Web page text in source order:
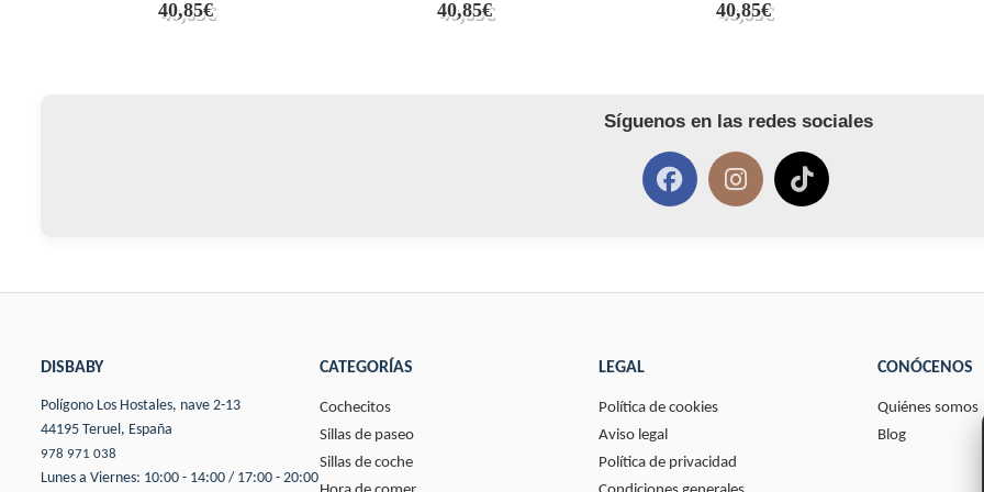
40,85€ 40,85€ 40,85€
Síguenos en las redes sociales
DISBABY
Polígono Los Hostales, nave 2-13
44195 Teruel, España
978 971 038
Lunes a Viernes: 10:00 - 14:00 / 17:00 - 20:00
CATEGORÍAS
Cochecitos
Sillas de paseo
Sillas de coche
LEGAL
Política de cookies
Aviso legal
Política de privacidad
CONÓCENOS
Quiénes somos
Blog